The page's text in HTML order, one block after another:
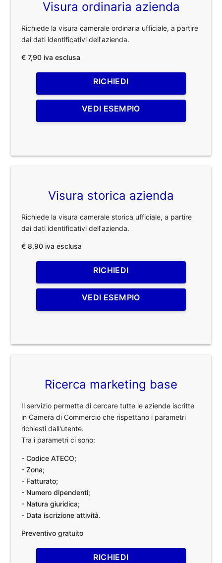
Visura ordinaria azienda
Richiede la visura camerale ordinaria ufficiale, a partire
dai dati identificativi dell'azienda.
€ 7,90 iva esclusa
RICHIEDI
VEDI ESEMPIO
Visura storica azienda
Richiede la visura camerale storica ufficiale, a partire
dai dati identificativi dell'azienda.
€ 8,90 iva esclusa
RICHIEDI
VEDI ESEMPIO
Ricerca marketing base
Il servizio permette di cercare tutte le aziende iscritte
in Camera di Commercio che rispettano i parametri
richiesti dall'utente.
Tra i parametri ci sono:
- Codice ATECO;
- Zona;
- Fatturato;
- Numero dipendenti;
- Natura giuridica;
- Data iscrizione attività.
Preventivo gratuito
RICHIEDI